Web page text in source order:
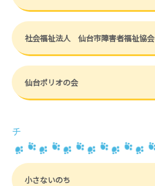
社会福祉法人 仙台市障害者福祉協会
仙台ポリオの会
チ
小さないのち